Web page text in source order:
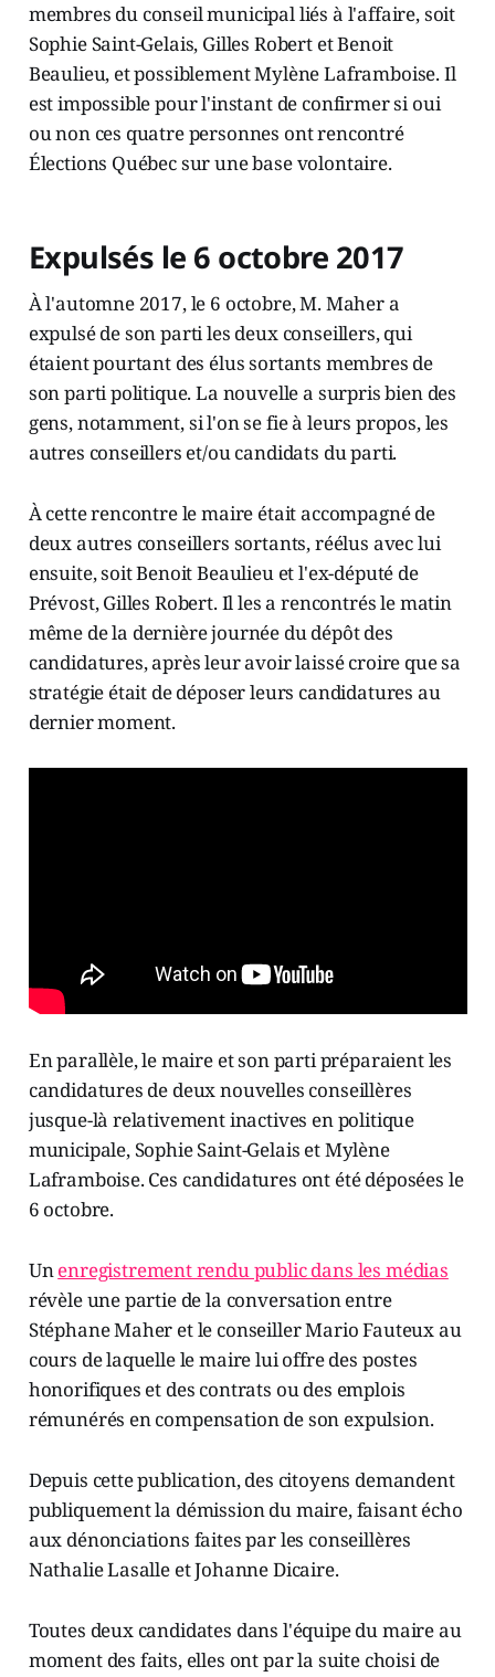
membres du conseil municipal liés à l'affaire, soit
Sophie Saint-Gelais, Gilles Robert et Benoit
Beaulieu, et possiblement Mylène Laframboise. Il
est impossible pour l'instant de confirmer si oui
ou non ces quatre personnes ont rencontré
Élections Québec sur une base volontaire.
Expulsés le 6 octobre 2017
À l'automne 2017, le 6 octobre, M. Maher a
expulsé de son parti les deux conseillers, qui
étaient pourtant des élus sortants membres de
son parti politique. La nouvelle a surpris bien des
gens, notamment, si l'on se fie à leurs propos, les
autres conseillers et/ou candidats du parti.
À cette rencontre le maire était accompagné de
deux autres conseillers sortants, réélus avec lui
ensuite, soit Benoit Beaulieu et l'ex-député de
Prévost, Gilles Robert. Il les a rencontrés le matin
même de la dernière journée du dépôt des
candidatures, après leur avoir laissé croire que sa
stratégie était de déposer leurs candidatures au
dernier moment.
En parallèle, le maire et son parti préparaient les
candidatures de deux nouvelles conseillères
jusque-là relativement inactives en politique
municipale, Sophie Saint-Gelais et Mylène
Laframboise. Ces candidatures ont été déposées le
6 octobre.
Unenregistrement rendu public dans les médias
révèle une partie de la conversation entre
Stéphane Maher et le conseiller Mario Fauteux au
cours de laquelle le maire lui offre des postes
honorifiques et des contrats ou des emplois
rémunérés en compensation de son expulsion.
Depuis cette publication, des citoyens demandent
publiquement la démission du maire, faisant écho
aux dénonciations faites par les conseillères
Nathalie Lasalle et Johanne Dicaire.
Toutes deux candidates dans l'équipe du maire au
moment des faits, elles ont par la suite choisi de